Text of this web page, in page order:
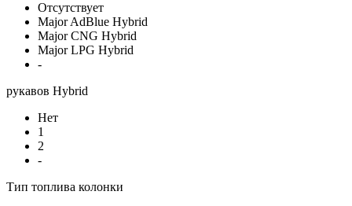
Отсутствует
Major AdBlue Hybrid
Major CNG Hybrid
Major LPG Hybrid
-
рукавов Hybrid
Нет
1
2
-
Тип топлива колонки